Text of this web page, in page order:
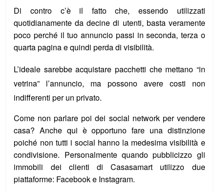
Di contro c’è il fatto che, essendo utilizzati
quotidianamente da decine di utenti, basta veramente
poco perché il tuo annuncio passi in seconda, terza o
quarta pagina e quindi perda di visibilità.
L’ideale sarebbe acquistare pacchetti che mettano “in
vetrina” l’annuncio, ma possono avere costi non
indifferenti per un privato.
Come non parlare poi dei social network per vendere
casa? Anche qui è opportuno fare una distinzione
poiché non tutti i social hanno la medesima visibilità e
condivisione. Personalmente quando pubblicizzo gli
immobili dei clienti di Casasamart utilizzo due
piattaforme: Facebook e Instagram.